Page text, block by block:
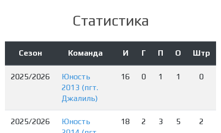
Статистика
Сезон Команда И Г П О Штр
2025/2026
Юность
2013 (пгт.
Джалиль)
16 0 1 1 0
2025/2026
Юность
18 2 3 5 2